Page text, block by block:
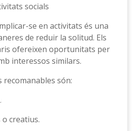
socials
se en activitats és una
de reduir la solitud. Els
ofereixen oportunitats per
interessos similars.
recomanables són:
creatius.